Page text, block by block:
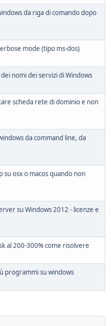
da riga di comando dopo
mode (tipo ms-dos)
nomi dei servizi di Windows
scheda rete di dominio e non
da command line, da
su osx o macos quando non
su Windows 2012 - licenze e
al 200-300% come risolvere
programmi su windows